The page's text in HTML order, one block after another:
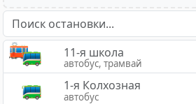
11-я школа
автобус, трамвай
1-я Колхозная
автобус